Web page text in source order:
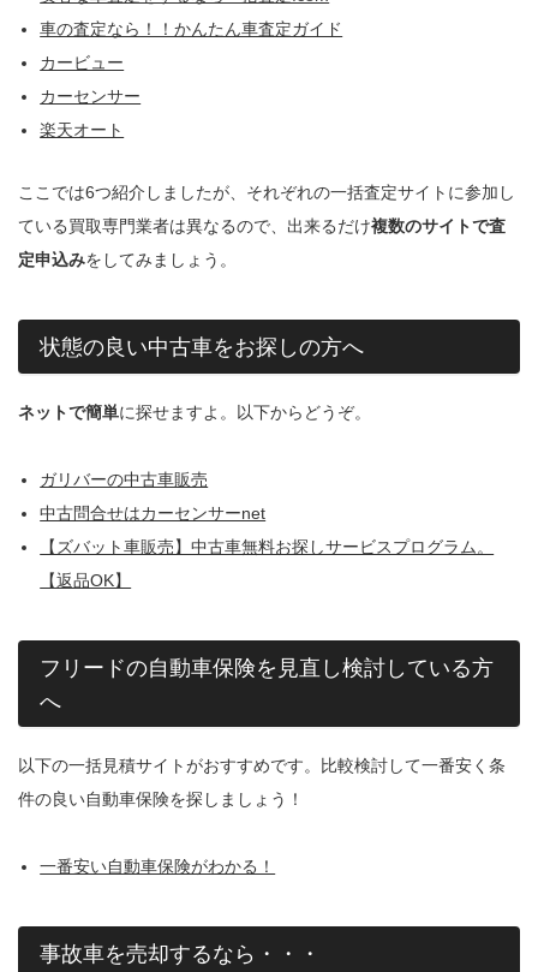
車の査定なら！！かんたん車査定ガイド
カービュー
カーセンサー
楽天オート
ここでは6つ紹介しましたが、それぞれの一括査定サイトに参加し
ている買取専門業者は異なるので、出来るだけ複数のサイトで査
定申込みをしてみましょう。
状態の良い中古車をお探しの方へ
ネットで簡単に探せますよ。以下からどうぞ。
ガリバーの中古車販売
中古問合せはカーセンサーnet
【ズバット車販売】中古車無料お探しサービスプログラム。
【返品OK】
フリードの自動車保険を見直し検討している方
へ
以下の一括見積サイトがおすすめです。比較検討して一番安く条
件の良い自動車保険を探しましょう！
一番安い自動車保険がわかる！
事故車を売却するなら・・・